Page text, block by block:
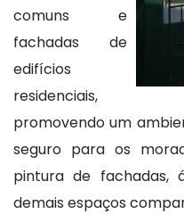
comuns e
fachadas de
edifícios
residenciais,
promovendo um
seguro para os
pintura de fachadas,
demais espaços